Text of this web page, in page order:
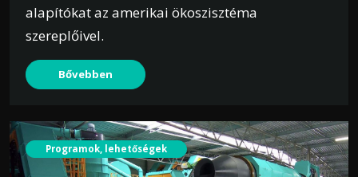
alapítókat az amerikai ökoszisztéma
szereplőivel.
Bővebben
Programok, lehetőségek